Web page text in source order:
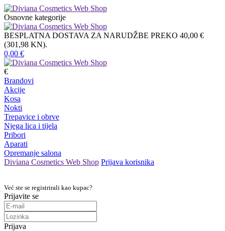
Osnovne kategorije
BESPLATNA DOSTAVA ZA NARUDŽBE PREKO 40,00 €
(301,98 KN).
0,00 €
€
Brandovi
Akcije
Kosa
Nokti
Trepavice i obrve
Njega lica i tijela
Pribori
Aparati
Opremanje salona
Diviana Cosmetics Web Shop Prijava korisnika
Već ste se registrirali kao kupac?
Prijavite se
Prijava